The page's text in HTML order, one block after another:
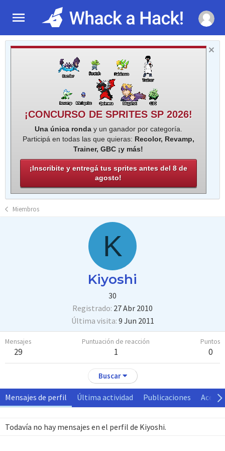
¡CONCURSO DE SPRITES SP 2026!
Una única ronday un ganador por categoría.
Participá en todas las que quieras: Recolor, Revamp,
Trainer, GBC ¡y más!
¡Inscribite y entregá tus sprites antes del 8 de
agosto!
Miembros
K
Kiyoshi
30
Registrado 27 Abr 2010
Última visita 9 Jun 2011
Mensajes
29
Puntuación de reacción
1
Puntos
0
Buscar
Mensajes de perfil Última actividad Publicaciones Acerca
Todavía no hay mensajes en el perfil de Kiyoshi.